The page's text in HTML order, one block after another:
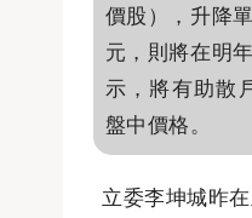
價股），升降
元，則將在明
示，將有助散
盤中價格。
立委李坤城昨